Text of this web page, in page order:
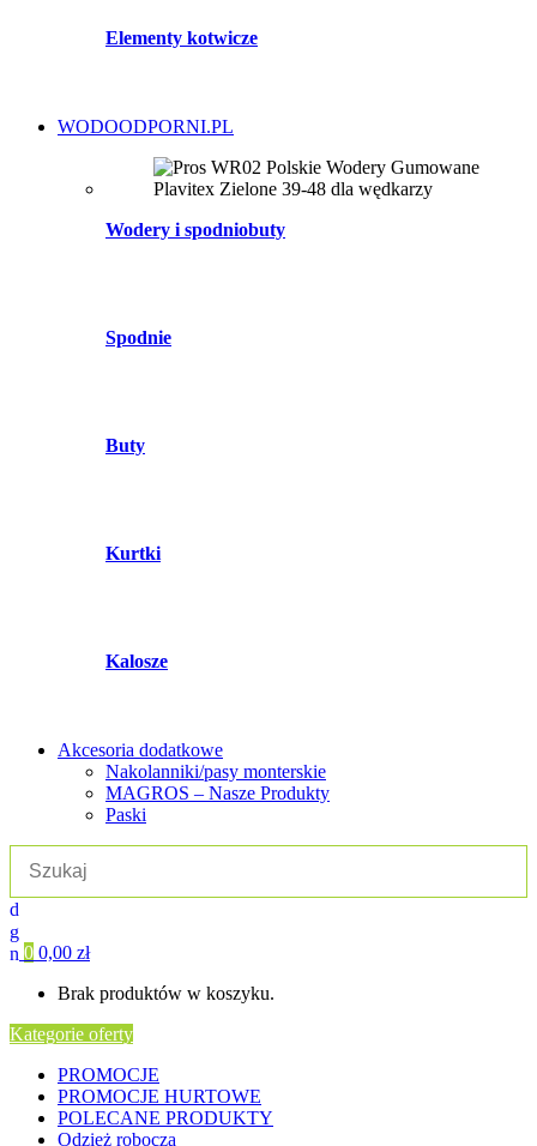
Elementy kotwicze
WODOODPORNI.PL
Wodery i spodniobuty
Spodnie
Buty
Kurtki
Kalosze
Akcesoria dodatkowe
Nakolanniki/pasy monterskie
MAGROS – Nasze Produkty
Paski
0 0,00 zł
Brak produktów w koszyku.
Kategorie oferty
PROMOCJE
PROMOCJE HURTOWE
POLECANE PRODUKTY
Odzież robocza